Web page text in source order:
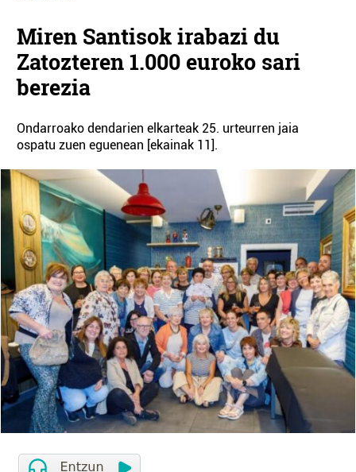
Miren Santisok irabazi du
Zatozteren 1.000 euroko sari
berezia
Ondarroako dendarien elkarteak 25. urteurren jaia
ospatu zuen eguenean [ekainak 11].